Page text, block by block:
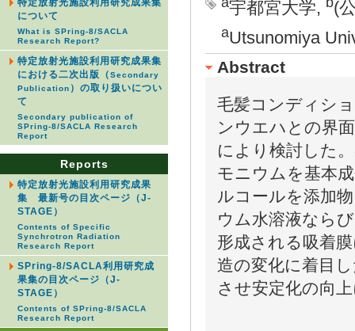
特定放射光施設利用研究成果集
について
What is SPring-8/SACLA
Research Report?
特定放射光施設利用研究成果集
における二次出版（Secondary
Publication ）の取り扱いについ
て
Secondary publication of
SPring-8/SACLA Research
Report
Reports
特定放射光施設利用研究成果
集 最新号の目次ページ（J-
STAGE）
Contents of Specific
Synchrotron Radiation
Research Report
SPring-8/SACLA利用研究成
果集の目次ページ（J-
STAGE）
Contents of SPring-8/SACLA
Research Report
宇都宮大学, (
aUtsunomiya
Abstract
毛髪コンディシ
ンウエハとの界
により検討した
モニウムを基本
ルコールを添加
ウム水溶液なら
形成される吸着
造の変化に着目
させ安定化の向